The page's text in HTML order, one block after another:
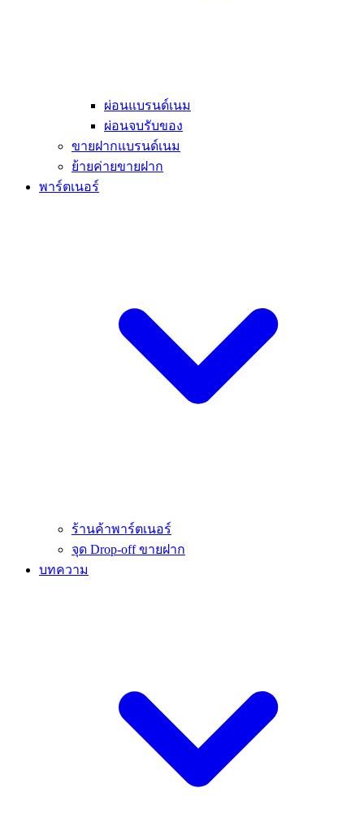
ผ่อนแบรนด์เนม
ผ่อนจบรับของ
ขายฝากแบรนด์เนม
ย้ายค่ายขายฝาก
พาร์ตเนอร์
ร้านค้าพาร์ตเนอร์
จุด Drop-off ขายฝาก
บทความ